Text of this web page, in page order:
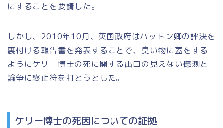
にすることを要請した。
しかし、2010年10月、英国政府はハットン卿の評決を
裏付ける報告書を発表することで、臭い物に蓋をする
ようにケリー博士の死に関する出口の見えない憶測と
論争に終止符を打とうとした。
ケリー博士の死因についての証拠